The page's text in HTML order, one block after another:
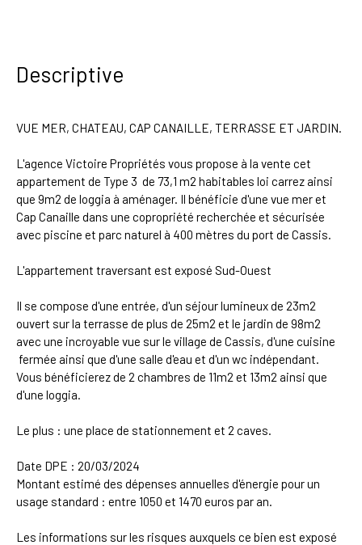
Descriptive
VUE MER, CHATEAU, CAP CANAILLE, TERRASSE ET JARDIN.
L'agence Victoire Propriétés vous propose à la vente cet
appartement de Type 3 de 73,1 m2 habitables loi carrez ainsi
que 9m2 de loggia à aménager. Il bénéficie d'une vue mer et
Cap Canaille dans une copropriété recherchée et sécurisée
avec piscine et parc naturel à 400 mètres du port de Cassis.
L'appartement traversant est exposé Sud-Ouest
Il se compose d'une entrée, d'un séjour lumineux de 23m2
ouvert sur la terrasse de plus de 25m2 et le jardin de 98m2
avec une incroyable vue sur le village de Cassis, d'une cuisine
fermée ainsi que d'une salle d'eau et d'un wc indépendant.
Vous bénéficierez de 2 chambres de 11m2 et 13m2 ainsi que
d'une loggia.
Le plus : une place de stationnement et 2 caves.
Date DPE : 20/03/2024
Montant estimé des dépenses annuelles d'énergie pour un
usage standard : entre 1050 et 1470 euros par an.
Les informations sur les risques auxquels ce bien est exposé